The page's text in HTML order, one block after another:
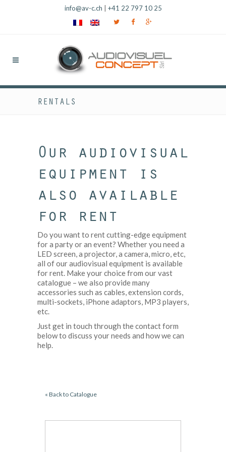
info@av-c.ch +41 22 797 10 25
RENTALS
Our audiovisual
equipment is
also available
for rent
Do you want to rent cutting-edge equipment
for a party or an event? Whether you need a
LED screen, a projector, a camera, micro, etc,
all of our audiovisual equipment is available
for rent. Make your choice from our vast
catalogue – we also provide many
accessories such as cables, extension cords,
multi-sockets, iPhone adaptors, MP3 players,
etc.
Just get in touch through the contact form
below to discuss your needs and how we can
help.
« Back to Catalogue